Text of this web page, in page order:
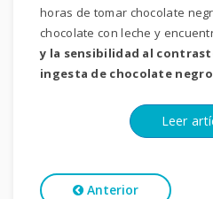
horas de tomar chocolate
chocolate con leche y
y la sensibilidad al
ingesta de chocolate negro
Leer
Anterior